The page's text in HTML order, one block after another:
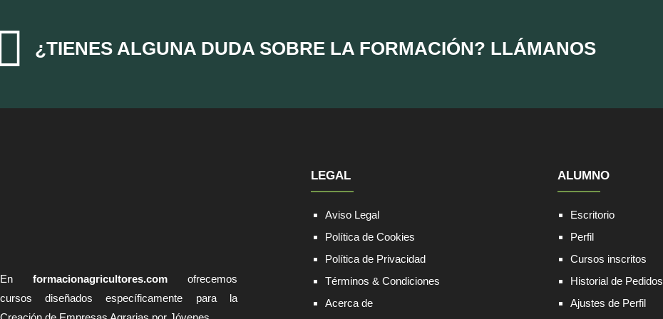
¿TIENES ALGUNA DUDA SOBRE LA FORMACIÓN? LLÁMANOS
En formacionagricultores.comofrecemos
cursos diseñados específicamente para la
LEGAL
Aviso Legal
Política de Cookies
Política de Privacidad
Términos & Condiciones
Acerca de
ALUMNO
Escritorio
Perfil
Cursos inscritos
Historial de Pedidos
Ajustes de Perfil